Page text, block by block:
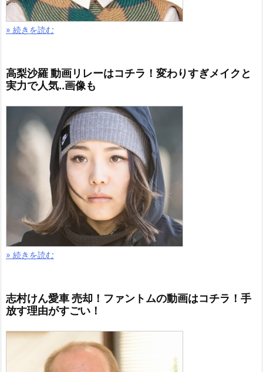
» 続きを読む
高梨沙羅 動画リレーはコチラ！変わりすぎメイクと
実力で人気..画像も
» 続きを読む
志村けん愛車 売却！ファントムの動画はコチラ！手
放す理由がすごい！